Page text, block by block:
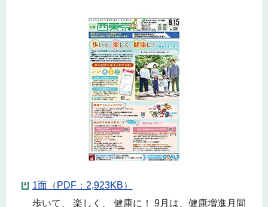
1面（PDF：2,923KB）
歩いて、 楽しく、 健康に！ 9月は、健康増進月間